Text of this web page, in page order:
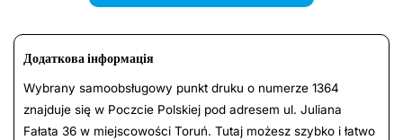
Додаткова інформація
Wybrany samoobsługowy punkt druku o numerze 1364
znajduje się w Poczcie Polskiej pod adresem ul. Juliana
Fałata 36 w miejscowości Toruń. Tutaj możesz szybko i łatwo